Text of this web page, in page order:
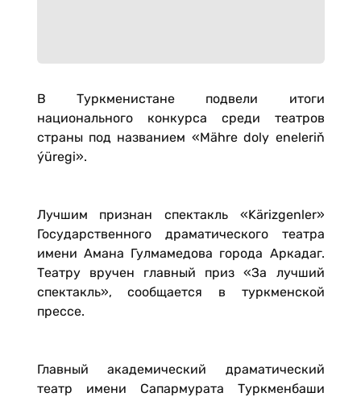
В Туркменистане подвели итоги
национального конкурса среди театров
страны под названием «Mäh­re do­ly ene­le­riň
ýü­re­gi».
Лучшим признан спектакль «Kä­riz­gen­ler»
Государственного драматического театра
имени Амана Гулмамедова города Аркадаг.
Театру вручен главный приз «За лучший
спектакль», сообщается в туркменской
прессе.
Главный академический драматический
театр имени Сапармурата Туркменбаши